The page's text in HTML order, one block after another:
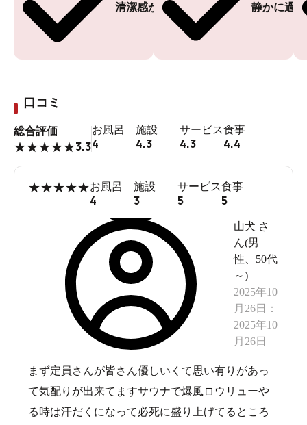
清潔感がある 静かに過
口コミ
総合評価
★★★★★3.3
お風呂
4
施設
4.3
サービス
4.3
食事
4.4
★★★★★お風呂
4
施設
3
サービス
5
食事
5
山犬 さ
ん(男
性
50代
～)
2025年10
月26日
：
2025年10
月26日
まず定員さんが皆さん優しいくて思い有りがあっ
て気配りが出来てますサウナで爆風ロウリューや
る時は汗だくになって必死に盛り上げてるところ